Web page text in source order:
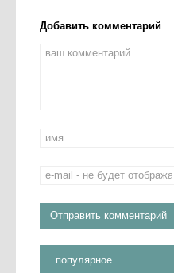
Добавить комментарий
популярное